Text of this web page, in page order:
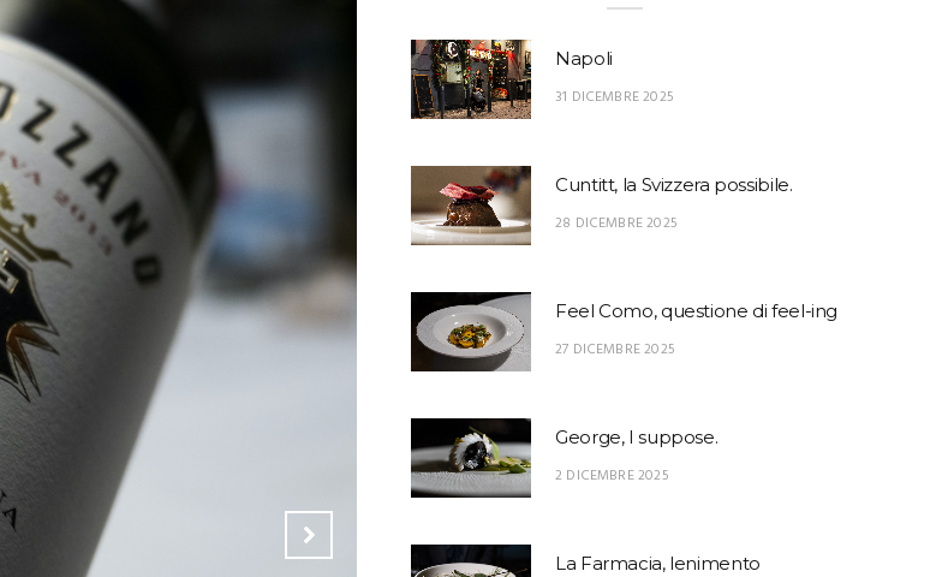
Napoli
31 DICEMBRE 2025
Cuntitt, la Svizzera possibile.
28 DICEMBRE 2025
Feel Como, questione di feel-ing
27 DICEMBRE 2025
George, I suppose.
2 DICEMBRE 2025
La Farmacia, lenimento